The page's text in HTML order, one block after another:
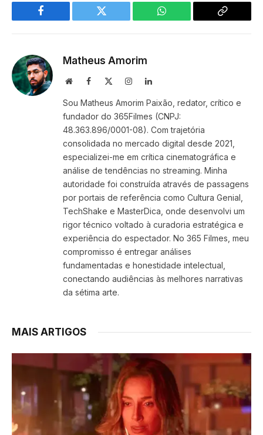
Facebook Twitter WhatsApp
Copy
Matheus Amorim
WebsiteFacebook InstagramLinkedIn
Sou Matheus Amorim Paixão, redator, crítico e
fundador do 365Filmes (CNPJ:
48.363.896/0001-08). Com trajetória
consolidada no mercado digital desde 2021,
especializei-me em crítica cinematográfica e
análise de tendências no streaming. Minha
autoridade foi construída através de passagens
por portais de referência como Cultura Genial,
TechShake e MasterDica, onde desenvolvi um
rigor técnico voltado à curadoria estratégica e
experiência do espectador. No 365 Filmes, meu
compromisso é entregar análises
fundamentadas e honestidade intelectual,
conectando audiências às melhores narrativas
da sétima arte.
MAIS ARTIGOS